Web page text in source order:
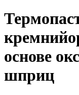
основе
шприц